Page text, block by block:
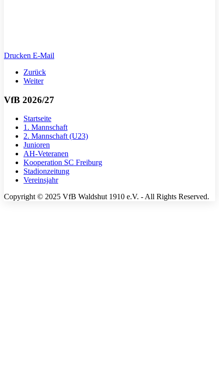
Drucken E-Mail
Zurück
Weiter
VfB 2026/27
Startseite
1. Mannschaft
2. Mannschaft (U23)
Junioren
AH-Veteranen
Kooperation SC Freiburg
Stadionzeitung
Vereinsjahr
Copyright © 2025 VfB Waldshut 1910 e.V. - All Rights Reserved.